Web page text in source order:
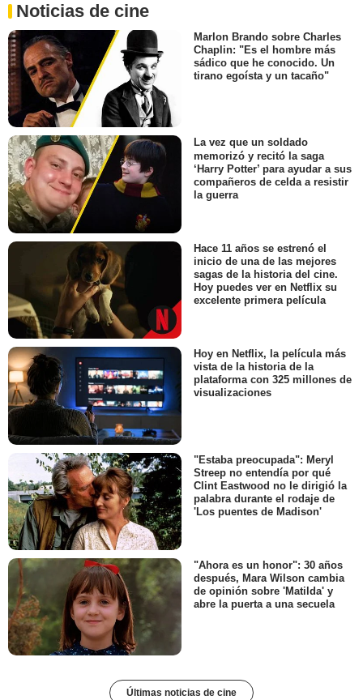
Noticias de cine
Marlon Brando sobre Charles
Chaplin: "Es el hombre más
sádico que he conocido. Un
tirano egoísta y un tacaño"
La vez que un soldado
memorizó y recitó la saga
‘Harry Potter’ para ayudar a sus
compañeros de celda a resistir
la guerra
Hace 11 años se estrenó el
inicio de una de las mejores
sagas de la historia del cine.
Hoy puedes ver en Netflix su
excelente primera película
Hoy en Netflix, la película más
vista de la historia de la
plataforma con 325 millones de
visualizaciones
"Estaba preocupada": Meryl
Streep no entendía por qué
Clint Eastwood no le dirigió la
palabra durante el rodaje de
'Los puentes de Madison'
"Ahora es un honor": 30 años
después, Mara Wilson cambia
de opinión sobre 'Matilda' y
abre la puerta a una secuela
Últimas noticias de cine